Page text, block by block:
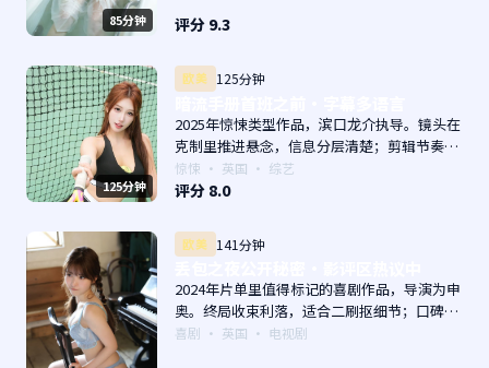
85分钟 评分 9.3
125分钟
欧美 125分钟
2025年惊悚类型作品，滨口龙介执导。镜头在
克制里推进悬念，信息分层清楚；剪辑节奏利
落，观感顺滑。主演以演技派为主，适合喜欢
强叙事与人物关系的观众加入片单。
惊悚 · 英国 · 综艺
评分 8.0
欧美 141分钟
2024年片单里值得标记的喜剧作品，导演为申
奥。终局收束利落，适合二刷抠细节；口碑向
与娱乐性兼顾。主演以演技派为主，适合喜欢
喜剧 · 英国 · 电视剧